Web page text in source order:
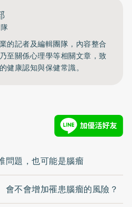
的記者及編輯團隊，內容整合
至關係心理學等相關文章，致
健康認知與保健常識。
問題，也可能是腦瘤
不會增加罹患腦瘤的風險？